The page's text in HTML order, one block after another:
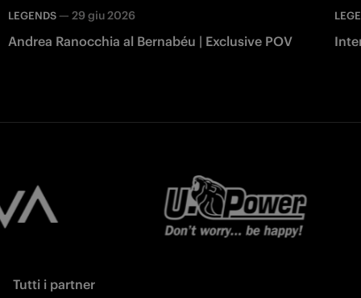
LEGENDS — 29 giu 2026
Andrea Ranocchia al Bernabéu | Exclusive POV
Tutti i partner